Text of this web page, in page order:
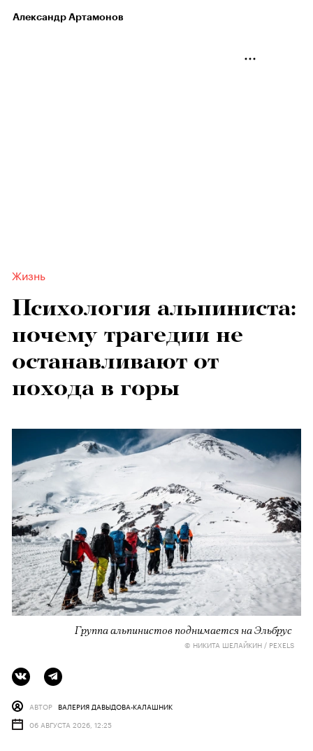
Александр Артамонов
Жизнь
Психология альпиниста:
почему трагедии не
останавливают от
похода в горы
Группа альпинистов поднимается на Эльбрус
© НИКИТА ШЕЛАЙКИН / PEXELS
АВТОР ВАЛЕРИЯ ДАВЫДОВА-КАЛАШНИК
06 АВГУСТА 2026, 12:25